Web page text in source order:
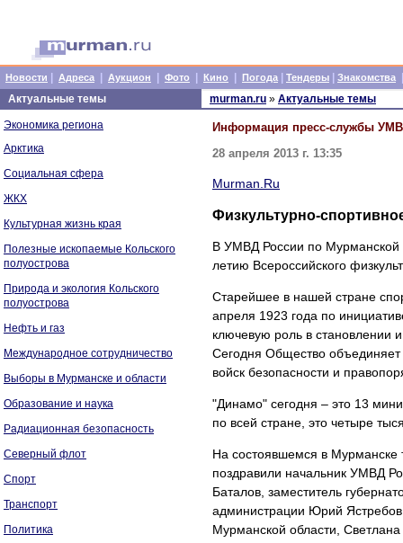
Новости Адреса Аукцион Фото Кино Погода Тендеры Знакомства
Актуальные темы
Экономика региона
Арктика
Социальная сфера
ЖКХ
Культурная жизнь края
Полезные ископаемые Кольского
полуострова
Природа и экология Кольского
полуострова
Нефть и газ
Международное сотрудничество
Выборы в Мурманске и области
Образование и наука
Радиационная безопасность
Северный флот
Спорт
Транспорт
Политика
murman.ru » Актуальные темы
Информация пресс-службы
28 апреля 2013 г. 13:35
Murman.Ru
Физкультурно-
В УМВД России по Мурманской
летию Всероссийского
Старейшее в нашей стране
апреля 1923 года по
ключевую роль в становлении
Сегодня Общество объединяет
войск безопасности и
"Динамо" сегодня – это 13
по всей стране, это четыре
На состоявшемся в Мурманске
поздравили начальник УМВД
Баталов, заместитель
администрации Юрий
Мурманской области,